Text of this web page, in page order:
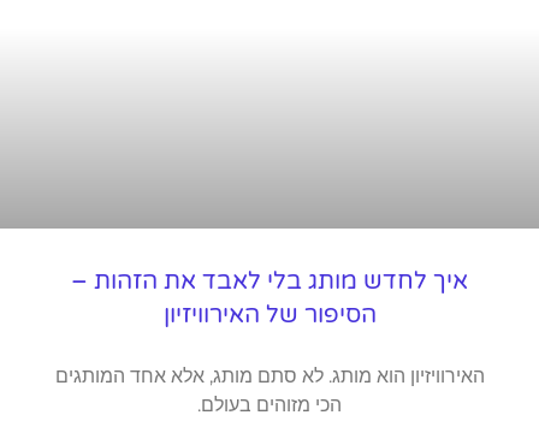
איך לחדש מותג בלי לאבד את הזהות –
הסיפור של האירוויזיון
האירוויזיון הוא מותג. לא סתם מותג, אלא אחד המותגים
הכי מזוהים בעולם.